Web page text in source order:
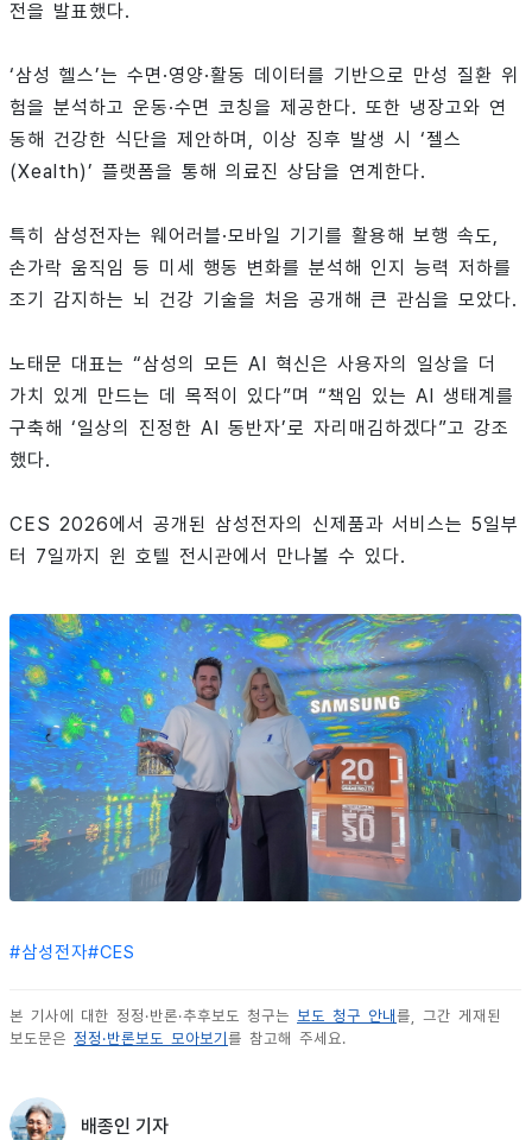
전을 발표했다.
‘삼성 헬스’는 수면·영양·활동 데이터를 기반으로 만성 질환 위
험을 분석하고 운동·수면 코칭을 제공한다. 또한 냉장고와 연
동해 건강한 식단을 제안하며, 이상 징후 발생 시 ‘젤스
(Xealth)’ 플랫폼을 통해 의료진 상담을 연계한다.
특히 삼성전자는 웨어러블·모바일 기기를 활용해 보행 속도,
손가락 움직임 등 미세 행동 변화를 분석해 인지 능력 저하를
조기 감지하는 뇌 건강 기술을 처음 공개해 큰 관심을 모았다.
노태문 대표는 “삼성의 모든 AI 혁신은 사용자의 일상을 더
가치 있게 만드는 데 목적이 있다”며 “책임 있는 AI 생태계를
구축해 ‘일상의 진정한 AI 동반자’로 자리매김하겠다”고 강조
했다.
CES 2026에서 공개된 삼성전자의 신제품과 서비스는 5일부
터 7일까지 윈 호텔 전시관에서 만나볼 수 있다.
#삼성전자#CES
본 기사에 대한 정정·반론·추후보도 청구는 보도 청구 안내 를, 그간 게재된
보도문은 정정·반론보도 모아보기 를 참고해 주세요.
배종인 기자